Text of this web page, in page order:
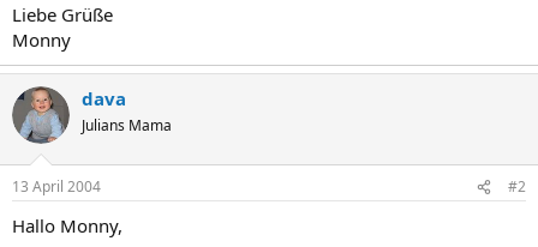
Liebe Grüße
Monny
dava
Julians Mama
13 April 2004 #2
Hallo Monny,